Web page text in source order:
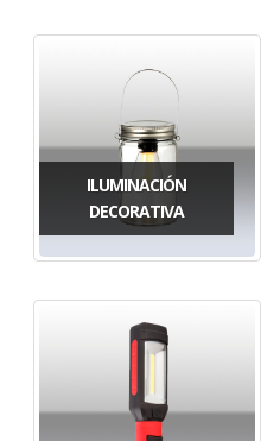
ILUMINACIÓN
DECORATIVA